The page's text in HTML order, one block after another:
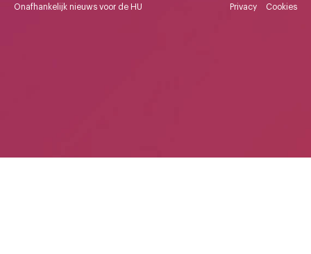
Onafhankelijk nieuws voor de HU Privacy Cookies